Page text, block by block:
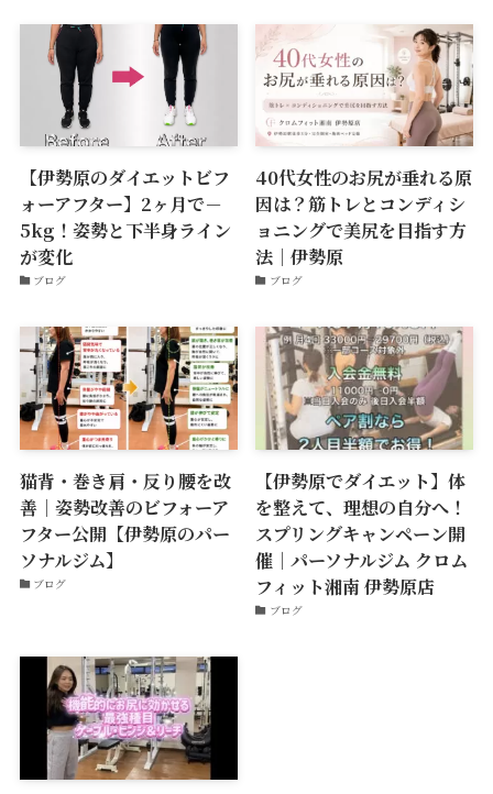
【伊勢原のダイエットビフ
ォーアフター】2ヶ月で－
5kg！姿勢と下半身ライン
が変化
ブログ
40代女性のお尻が垂れる原
因は？筋トレとコンディシ
ョニングで美尻を目指す方
法｜伊勢原
ブログ
猫背・巻き肩・反り腰を改
善｜姿勢改善のビフォーア
フター公開【伊勢原のパー
ソナルジム】
ブログ
【伊勢原でダイエット】体
を整えて、理想の自分へ！
スプリングキャンペーン開
催｜パーソナルジム クロム
フィット湘南 伊勢原店
ブログ